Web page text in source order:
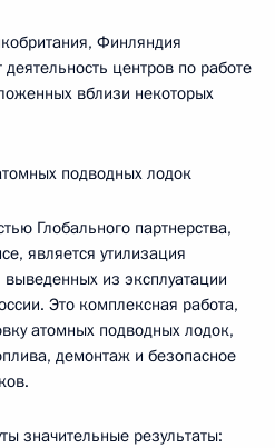
Финляндия
центров по работе
вблизи некоторых
подводных лодок
Глобального партнерства,
является утилизация
из эксплуатации
Это комплексная работа,
атомных подводных лодок,
демонтаж и безопасное
значительные результаты: